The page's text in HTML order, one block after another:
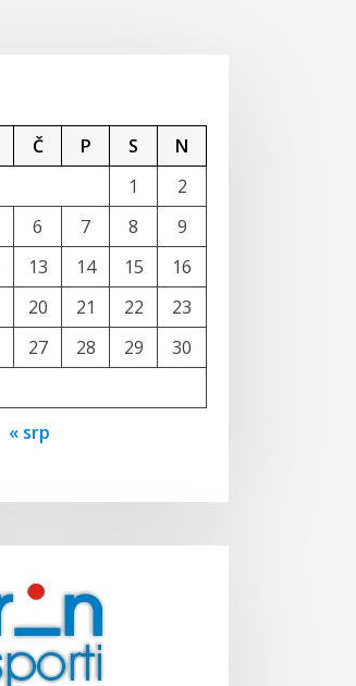
Č P S
N
1
2
6 7 8
9
13 14 15
16
20 21 22
23
27 28 29
30
« srp